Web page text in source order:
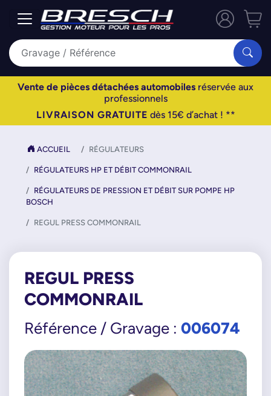
Vente de pièces détachées automobiles réservée aux
professionnels
LIVRAISON GRATUITE dès 15€ d’achat ! **
ACCUEIL RÉGULATEURS
RÉGULATEURS HP ET DÉBIT COMMONRAIL
RÉGULATEURS DE PRESSION ET DÉBIT SUR POMPE HP
BOSCH
REGUL PRESS COMMONRAIL
REGUL PRESS
COMMONRAIL
Référence / Gravage : 006074